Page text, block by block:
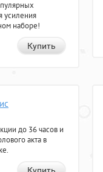
усиления
наборе!
Купить
до 36 часов и
акта в